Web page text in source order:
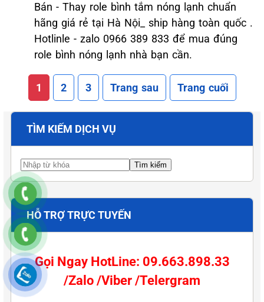
Bán - Thay role bình tắm nóng lạnh chuẩn
hãng giá rẻ tại Hà Nội_ ship hàng toàn quốc .
Hotlinle - zalo 0966 389 833 để mua đúng
role bình nóng lạnh nhà bạn cần.
1 2 3 Trang sau Trang cuối
TÌM KIẾM DỊCH VỤ
HỖ TRỢ TRỰC TUYẾN
Gọi Ngay HotLine: 09.663.898.33
/Zalo /Viber /Telergram